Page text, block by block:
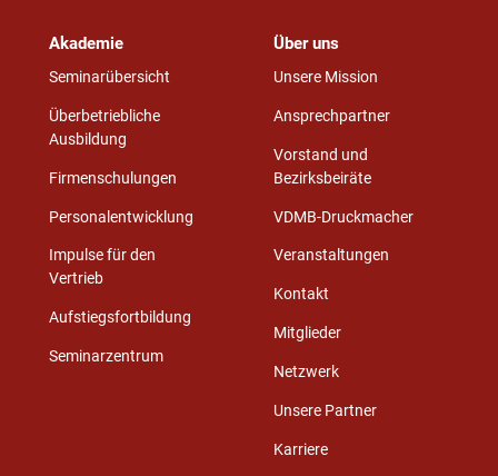
Akademie
Seminarübersicht
Überbetriebliche
Ausbildung
Firmenschulungen
Personalentwicklung
Impulse für den
Vertrieb
Aufstiegsfortbildung
Seminarzentrum
Über uns
Unsere Mission
Ansprechpartner
Vorstand und
Bezirksbeiräte
VDMB-Druckmacher
Veranstaltungen
Kontakt
Mitglieder
Netzwerk
Unsere Partner
Karriere